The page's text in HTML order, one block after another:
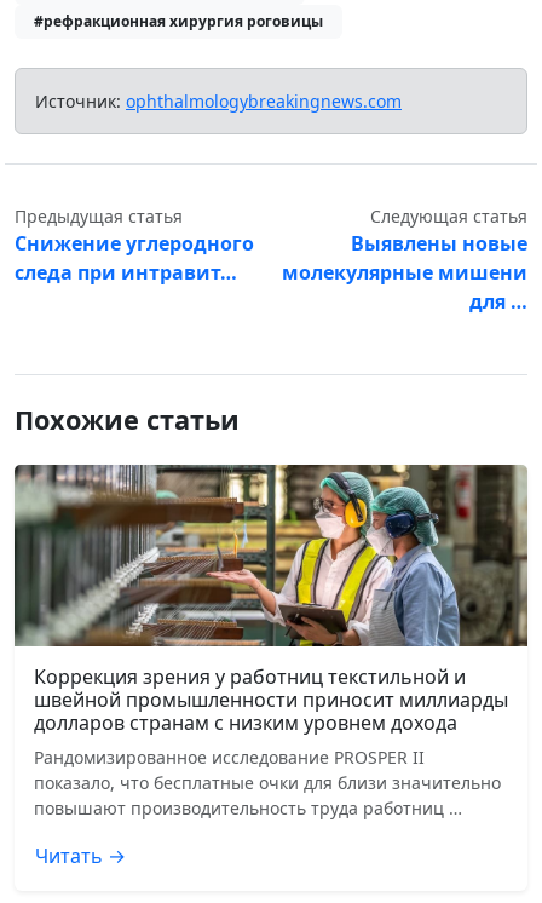
#рефракционная хирургия роговицы
Источник: ophthalmologybreakingnews.com
Предыдущая статья
Снижение углеродного
следа при интравит…
Следующая статья
Выявлены новые
молекулярные мишени
для …
Похожие статьи
Коррекция зрения у работниц текстильной и
швейной промышленности приносит миллиарды
долларов странам с низким уровнем дохода
Рандомизированное исследование PROSPER II
показало, что бесплатные очки для близи значительно
повышают производительность труда работниц …
Читать →